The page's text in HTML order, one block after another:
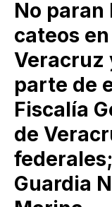
No paran
cateos
Veracruz
parte de
Fiscalía
de
Guardia